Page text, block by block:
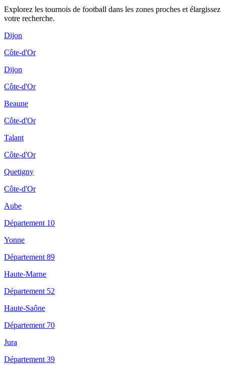
Explorez les tournois de football dans les zones proches et élargissez
votre recherche.
Dijon
Côte-d'Or
Dijon
Côte-d'Or
Beaune
Côte-d'Or
Talant
Côte-d'Or
Quetigny
Côte-d'Or
Aube
Département 10
Yonne
Département 89
Haute-Marne
Département 52
Haute-Saône
Département 70
Jura
Département 39